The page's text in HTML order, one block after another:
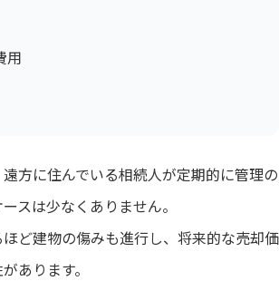
用
方に住んでいる相続人が定期的に管理の
スは少なくありません。
ど建物の傷みも進行し、将来的な売却価
あります。